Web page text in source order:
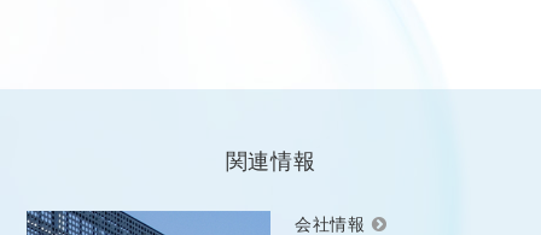
関連情報
会社情報